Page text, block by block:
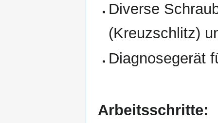
Diverse
(Kreuzschlitz)
Diagnosegerät
Arbeitsschritte: